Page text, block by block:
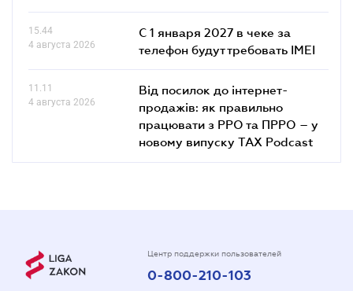
15.44
4 августа 2026
С 1 января 2027 в чеке за
телефон будут требовать IMEI
11.11
4 августа 2026
Від посилок до інтернет-
продажів: як правильно
працювати з РРО та ПРРО – у
новому випуску TAX Podcast
Центр поддержки пользователей
0-800-210-103